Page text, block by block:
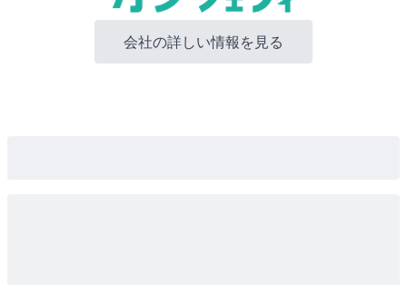
会社の詳しい情報を見る